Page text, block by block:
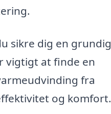
sikre dig en grundig
vigtigt at finde en
fra
og komfort.